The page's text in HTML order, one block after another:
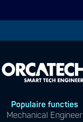
Populaire functies
Mechanical Engineer